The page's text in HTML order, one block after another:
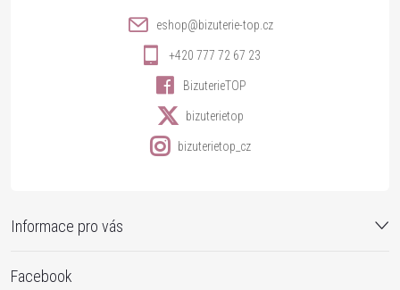
Informace pro vás
eshop@bizuterie-top.cz
+420 777 72 67 23
BizuterieTOP
bizuterietop
bizuterietop_cz
Facebook